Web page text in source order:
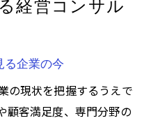
経営コンサル
る企業の今
の現状を把握するうえで
顧客満足度、専門分野の